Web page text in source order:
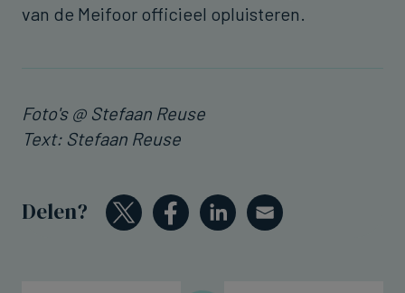
van de Meifoor officieel opluisteren.
Foto's @ Stefaan Reuse
Text: Stefaan Reuse
Delen?